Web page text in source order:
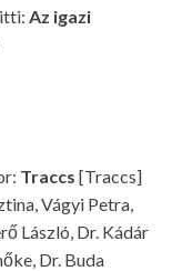
Az igazi
Traccs [Traccs]
Vágyi Petra,
László, Dr. Kádár
Dr. Buda